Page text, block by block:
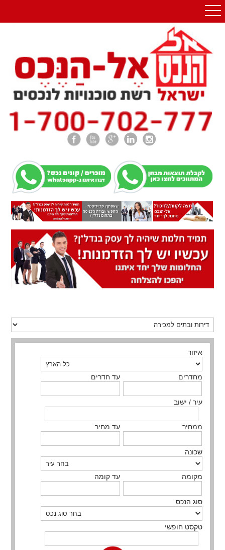
איזור
מחדרים עד חדרים
עיר / ישוב
ממחיר עד מחיר
שכונה
מקומה עד קומה
סוג הנכס
טקסט חופשי